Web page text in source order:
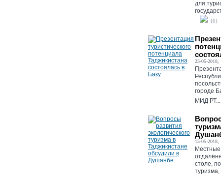
для
(0)
23-05-2018,
городе
МИД
15-05-2018,
столе,